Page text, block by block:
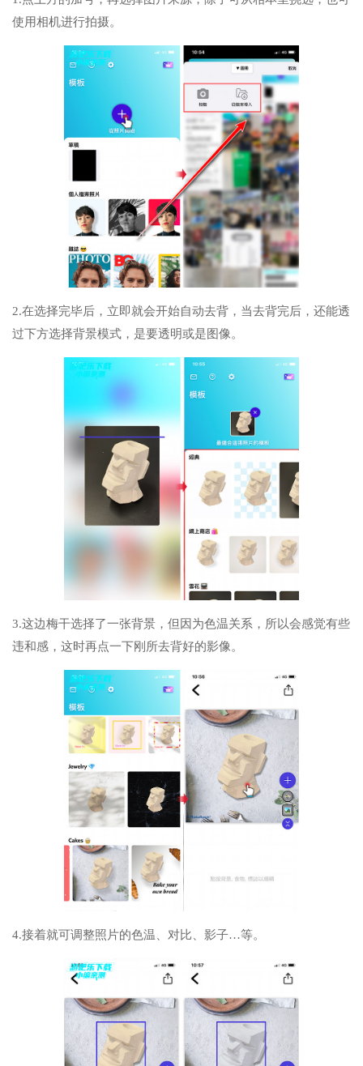
使用相机进行拍摄。
2.在选择完毕后，立即就会开始自动去背，当去背完后，还能透
过下方选择背景模式，是要透明或是图像。
3.这边梅干选择了一张背景，但因为色温关系，所以会感觉有些
违和感，这时再点一下刚所去背好的影像。
4.接着就可调整照片的色温、对比、影子…等。